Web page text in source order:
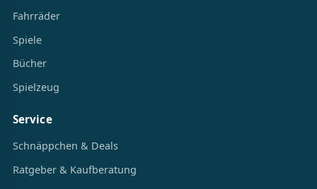
Fahrräder
Spiele
Bücher
Spielzeug
Service
Schnäppchen & Deals
Ratgeber & Kaufberatung